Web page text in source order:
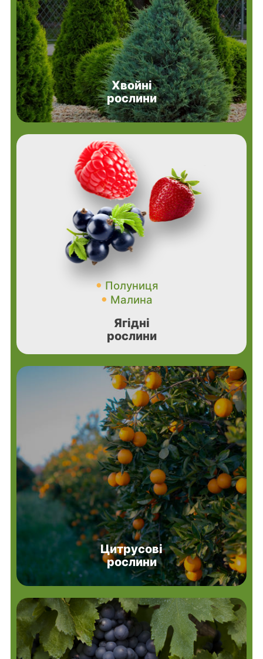
Хвойні
рослини
Полуниця
Малина
Ягідні
рослини
Цитрусові
рослини